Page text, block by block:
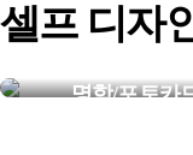
셀프 디자
명함/포토카